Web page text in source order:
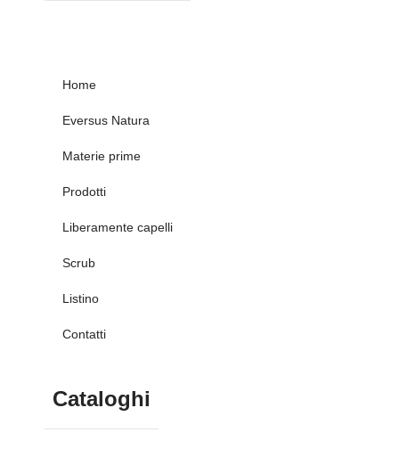
Home
Eversus Natura
Materie prime
Prodotti
Liberamente capelli
Scrub
Listino
Contatti
Cataloghi